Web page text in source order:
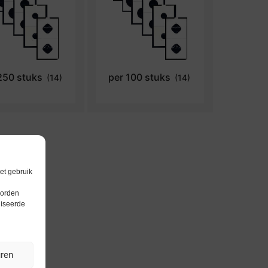
gebruik
stuks (14) per 100 stuks (14)